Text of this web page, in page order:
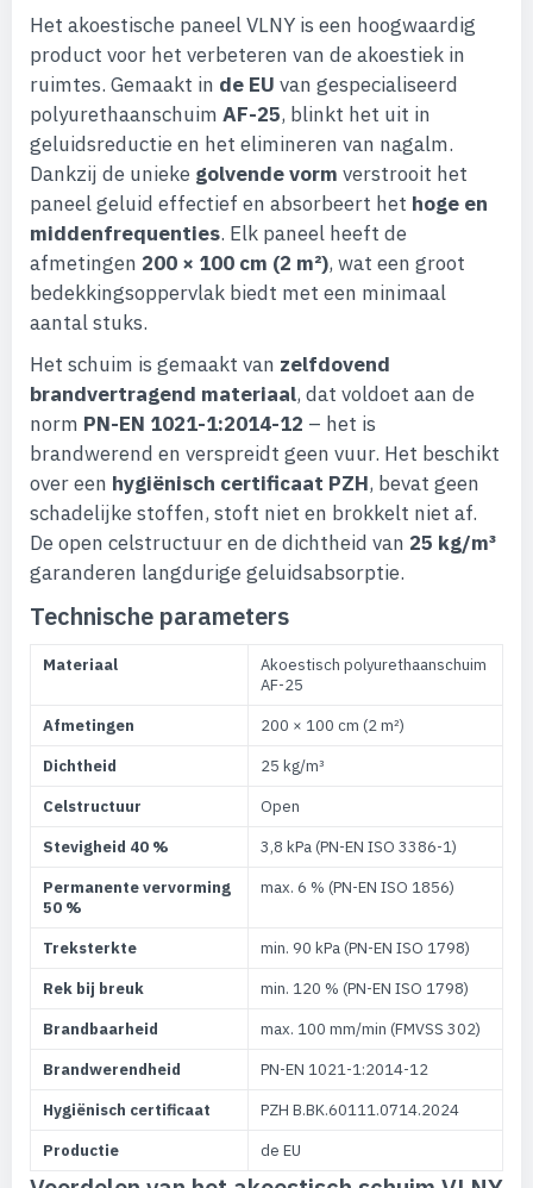
Het akoestische paneel VLNY is een hoogwaardig
product voor het verbeteren van de akoestiek in
ruimtes. Gemaakt in de EU van gespecialiseerd
polyurethaanschuim AF-25, blinkt het uit in
geluidsreductie en het elimineren van nagalm.
Dankzij de unieke golvende vorm verstrooit het
paneel geluid effectief en absorbeert het hoge en
middenfrequenties. Elk paneel heeft de
afmetingen 200 × 100 cm (2 m²), wat een groot
bedekkingsoppervlak biedt met een minimaal
aantal stuks.
Het schuim is gemaakt van zelfdovend
brandvertragend materiaal, dat voldoet aan de
norm PN-EN 1021-1:2014-12 – het is
brandwerend en verspreidt geen vuur. Het beschikt
over een hygiënisch certificaat PZH, bevat geen
schadelijke stoffen, stoft niet en brokkelt niet af.
De open celstructuur en de dichtheid van 25 kg/m³
garanderen langdurige geluidsabsorptie.
Technische parameters
Materiaal
Akoestisch polyurethaanschuim
AF-25
Afmetingen
200 × 100 cm (2 m²)
Dichtheid
25 kg/m³
Celstructuur
Open
Stevigheid 40 %
3,8 kPa (PN-EN ISO 3386-1)
Permanente vervorming
50 %
max. 6 % (PN-EN ISO 1856)
Treksterkte
min. 90 kPa (PN-EN ISO 1798)
Rek bij breuk
min. 120 % (PN-EN ISO 1798)
Brandbaarheid
max. 100 mm/min (FMVSS 302)
Brandwerendheid
PN-EN 1021-1:2014-12
Hygiënisch certificaat
PZH B.BK.60111.0714.2024
Productie
de EU